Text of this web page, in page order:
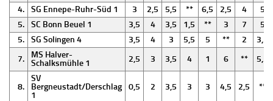
4.
SG Ennepe-Ruhr-Süd 1 3 2,5 5,5 ** 6,5 2,5 4
5
5.
SC Bonn Beuel 1 3,5 4 3,5 1,5 ** 3 7
5
5.
SG Solingen 4 3,5 4 3 5,5 5 ** 2
3,5
7.
MS Halver-
Schalksmühle 1
2,5 3 3,5 4 1 6 ** 5,5
8.
SV
Bergneustadt/Derschlag
1
0,5 2 3,5 3 3 4,5 2,5 **